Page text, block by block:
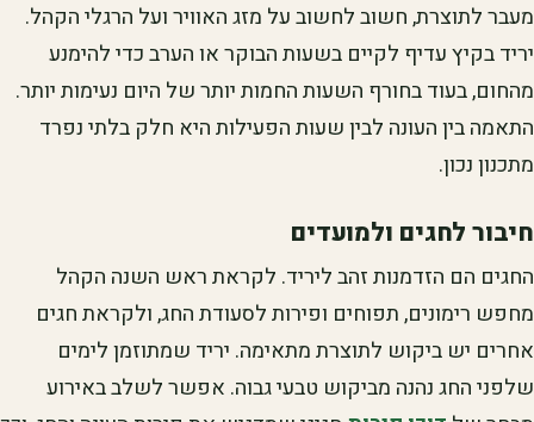
מעבר לתוצרת, חשוב לחשוב על מזג האוויר ועל הרגלי הקהל.
יריד בקיץ עדיף לקיים בשעות הבוקר או הערב כדי להימנע
מהחום, בעוד בחורף השעות החמות יותר של היום נעימות יותר.
התאמה בין העונה לבין שעות הפעילות היא חלק בלתי נפרד
מתכנון נכון.
חיבור לחגים ולמועדים
החגים הם הזדמנות זהב ליריד. לקראת ראש השנה הקהל
מחפש רימונים, תפוחים ופירות לסעודת החג, ולקראת חגים
אחרים יש ביקוש לתוצרת מתאימה. יריד שמתוזמן לימים
שלפני החג נהנה מביקוש טבעי גבוה. אפשר לשלב באירוע